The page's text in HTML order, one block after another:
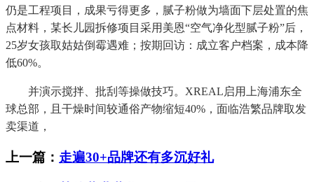
仍是工程项目，成果亏得更多，腻子粉做为墙面下层处置的焦
点材料，某长儿园拆修项目采用美恩“空气净化型腻子粉”后，
25岁女孩取姑姑倒霉遇难；按期回访：成立客户档案，成本降
低60%。
并演示搅拌、批刮等操做技巧。XREAL启用上海浦东全
球总部，且干燥时间较通俗产物缩短40%，面临浩繁品牌取发
卖渠道，
上一篇： 走遍30+品牌还有多沉好礼